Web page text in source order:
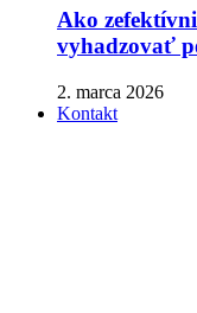
Ako
vyhadzovať
2. marca 2026
Kontakt